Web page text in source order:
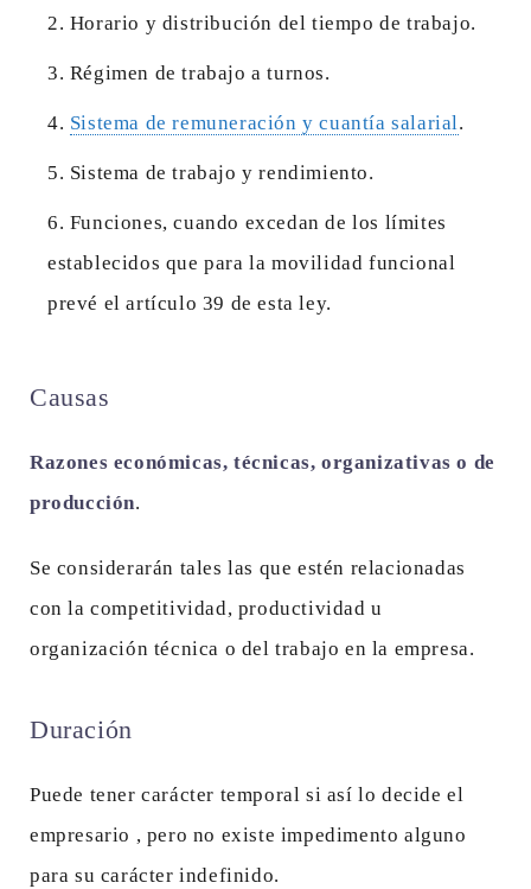
Horario y distribución del tiempo de trabajo.
Régimen de trabajo a turnos.
Sistema de remuneración y cuantía salarial.
Sistema de trabajo y rendimiento.
Funciones, cuando excedan de los límites
establecidos que para la movilidad funcional
prevé el artículo 39 de esta ley.
Causas
Razones económicas, técnicas, organizativas o de
producción.
Se considerarán tales las que estén relacionadas
con la competitividad, productividad u
organización técnica o del trabajo en la empresa.
Duración
Puede tener carácter temporal si así lo decide el
empresario , pero no existe impedimento alguno
para su carácter indefinido.